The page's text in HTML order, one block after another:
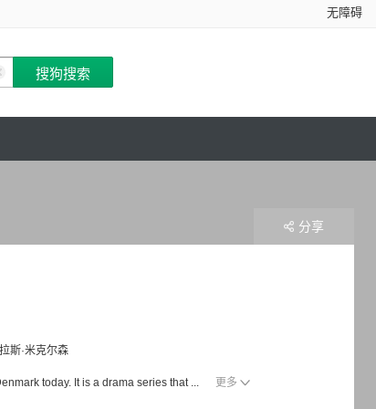
无障碍
拉斯·米克尔森
today. It is a drama series that ... 更多
分享